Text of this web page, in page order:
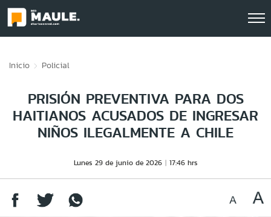
Inicio Policial
PRISIÓN PREVENTIVA PARA DOS
HAITIANOS ACUSADOS DE INGRESAR
NIÑOS ILEGALMENTE A CHILE
Lunes 29 de junio de 2026 17:46 hrs